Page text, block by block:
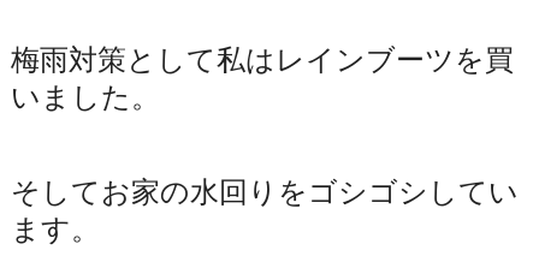
梅雨対策として私はレインブーツを買
いました。
そしてお家の水回りをゴシゴシしてい
ます。